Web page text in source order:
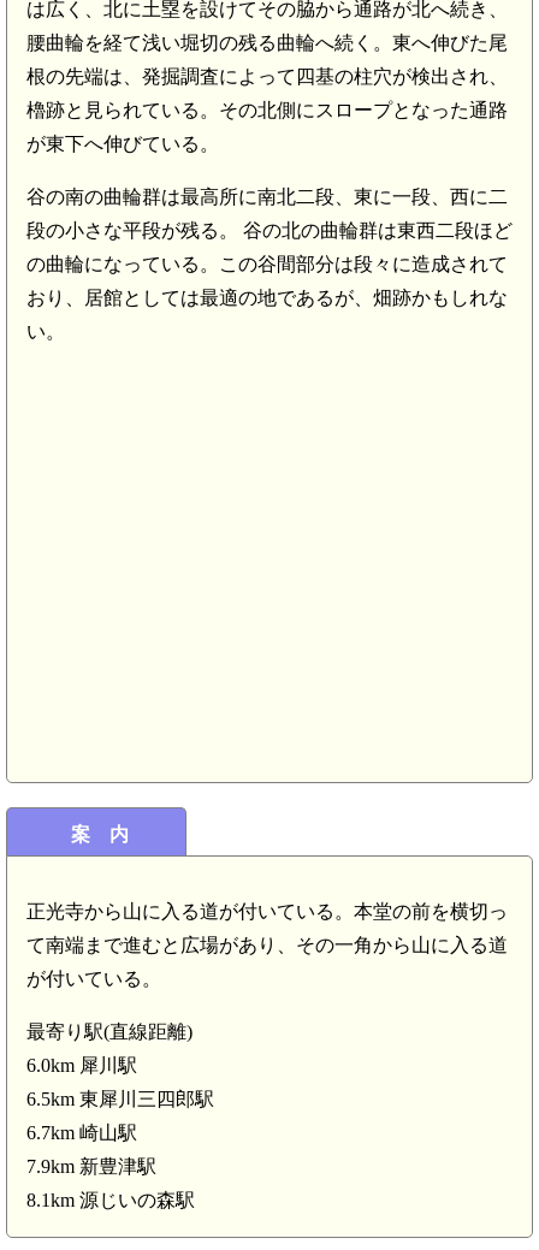
は広く、北に土塁を設けてその脇から通路が北へ続き、
腰曲輪を経て浅い堀切の残る曲輪へ続く。東へ伸びた尾
根の先端は、発掘調査によって四基の柱穴が検出され、
櫓跡と見られている。その北側にスロープとなった通路
が東下へ伸びている。
谷の南の曲輪群は最高所に南北二段、東に一段、西に二
段の小さな平段が残る。 谷の北の曲輪群は東西二段ほど
の曲輪になっている。この谷間部分は段々に造成されて
おり、居館としては最適の地であるが、畑跡かもしれな
い。
案 内
正光寺から山に入る道が付いている。本堂の前を横切っ
て南端まで進むと広場があり、その一角から山に入る道
が付いている。
最寄り駅(直線距離)
6.0km 犀川駅
6.5km 東犀川三四郎駅
6.7km 崎山駅
7.9km 新豊津駅
8.1km 源じいの森駅
(4.1km)
豊前 茶臼山城(築上町